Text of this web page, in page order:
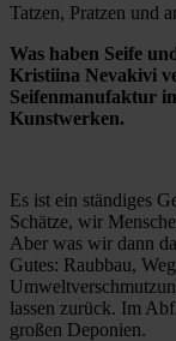
Tatzen, Pratzen und
Was haben Seife
Kristiina Nevakivi
Seifenmanufaktur
Kunstwerken.
Es ist ein ständiges
Schätze, wir
Aber was wir dann
Gutes: Raubbau,
lassen zurück. Im
großen Deponien.